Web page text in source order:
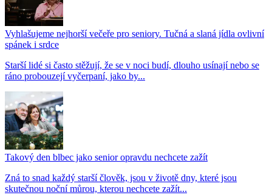
Vyhlašujeme nejhorší večeře pro seniory. Tučná a slaná jídla ovlivní
spánek i srdce
Starší lidé si často stěžují, že se v noci budí, dlouho usínají nebo se
ráno probouzejí vyčerpaní, jako by...
Takový den blbec jako senior opravdu nechcete zažít
Zná to snad každý starší člověk, jsou v životě dny, které jsou
skutečnou noční můrou, kterou nechcete zažít...